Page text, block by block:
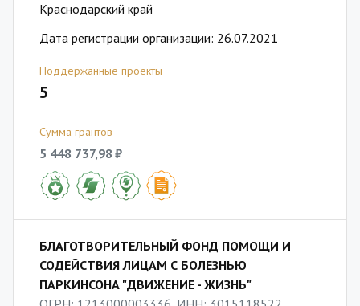
Краснодарский край
Дата регистрации организации: 26.07.2021
Поддержанные проекты
5
Сумма грантов
5 448 737,98 ₽
БЛАГОТВОРИТЕЛЬНЫЙ ФОНД ПОМОЩИ И
СОДЕЙСТВИЯ ЛИЦАМ С БОЛЕЗНЬЮ
ПАРКИНСОНА "ДВИЖЕНИЕ - ЖИЗНЬ"